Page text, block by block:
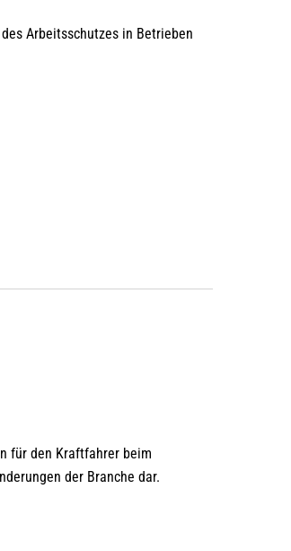
Arbeitsschutzes in Betrieben
für den Kraftfahrer beim
der Branche dar.